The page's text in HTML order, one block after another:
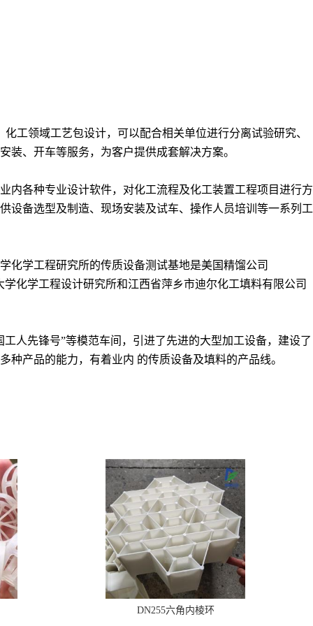
工领域工艺包设计，可以配合相关单位进行分离试验研究、
、开车等服务，为客户提供成套解决方案。
内各种专业设计软件，对化工流程及化工装置工程项目进行方
设备选型及制造、现场安装及试车、操作人员培训等一系列工
化学工程研究所的传质设备测试基地是美国精馏公司
学化学工程设计研究所和江西省萍乡市迪尔化工填料有限公司
人先锋号”等模范车间，引进了先进的大型加工设备，建设了
产品的能力，有着业内 的传质设备及填料的产品线。
DN255六角内棱环